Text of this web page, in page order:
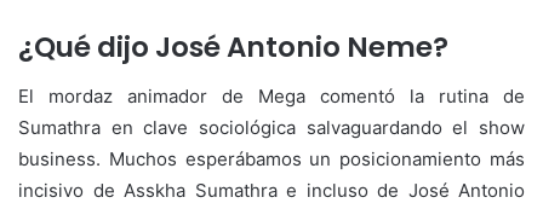
¿Qué dijo José Antonio Neme?
El mordaz animador de Mega comentó la rutina de
Sumathra en clave sociológica salvaguardando el show
business. Muchos esperábamos un posicionamiento más
incisivo de Asskha Sumathra e incluso de José Antonio